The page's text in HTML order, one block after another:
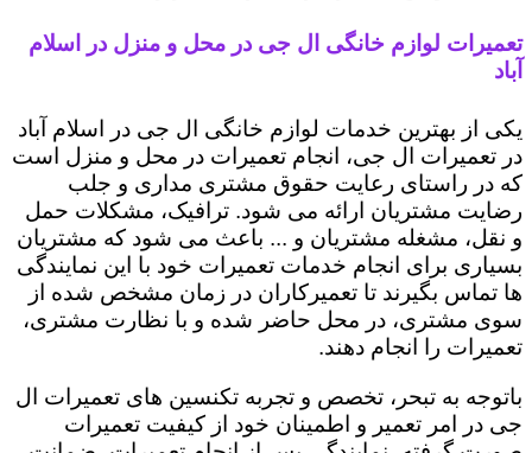
تعمیرات لوازم خانگی ال جی در محل و منزل در اسلام
آباد
یکی از بهترین خدمات لوازم خانگی ال جی در اسلام آباد
در تعمیرات ال جی، انجام تعمیرات در محل و منزل است
که در راستای رعایت حقوق مشتری مداری و جلب
رضایت مشتریان ارائه می شود. ترافیک، مشکلات حمل
و نقل، مشغله مشتریان و ... باعث می شود که مشتریان
بسیاری برای انجام خدمات تعمیرات خود با این نمایندگی
ها تماس بگیرند تا تعمیرکاران در زمان مشخص شده از
سوی مشتری، در محل حاضر شده و با نظارت مشتری،
تعمیرات را انجام دهند.
باتوجه به تبحر، تخصص و تجربه تکنسین های تعمیرات ال
جی در امر تعمیر و اطمینان خود از کیفیت تعمیرات